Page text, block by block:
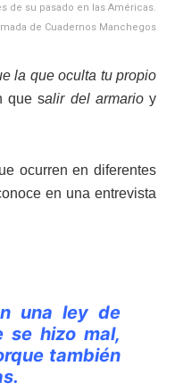
de su pasado en las Américas.
de Cuadernos Manchegos
la que oculta tu propio
que salir del armarioy
ocurren en diferentes
en una entrevista
una ley de
se hizo mal,
también